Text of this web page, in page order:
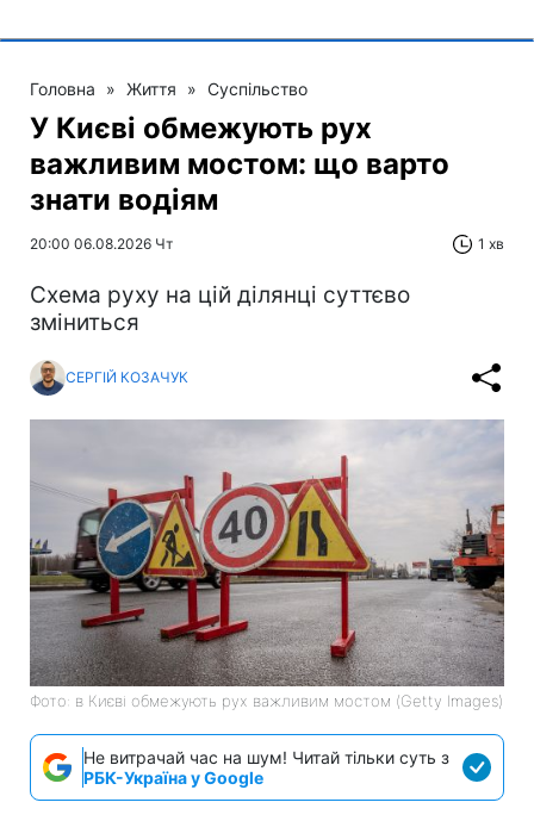
Головна » Життя » Суспільство
У Києві обмежують рух
важливим мостом: що варто
знати водіям
20:00 06.08.2026 Чт 1 хв
Схема руху на цій ділянці суттєво
зміниться
СЕРГІЙ КОЗАЧУК
Фото: в Києві обмежують рух важливим мостом (Getty Images)
Не витрачай час на шум! Читай тільки суть з
РБК-Україна у Google